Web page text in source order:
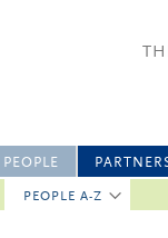
PEOPLE
PEOPLE A-Z